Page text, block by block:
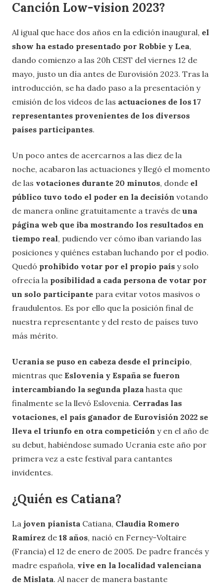
Canción Low-vision 2023?
Al igual que hace dos años en la edición inaugural, el
show ha estado presentado por Robbie y Lea,
dando comienzo a las 20h CEST del viernes 12 de
mayo, justo un día antes de Eurovisión 2023. Tras la
introducción, se ha dado paso a la presentación y
emisión de los videos de las actuaciones de los 17
representantes provenientes de los diversos
países participantes.
Un poco antes de acercarnos a las diez de la
noche, acabaron las actuaciones y llegó el momento
de las votaciones durante 20 minutos, donde el
público tuvo todo el poder en la decisión votando
de manera online gratuitamente a través de una
página web que iba mostrando los resultados en
tiempo real, pudiendo ver cómo iban variando las
posiciones y quiénes estaban luchando por el podio.
Quedó prohibido votar por el propio país y solo
ofrecía la posibilidad a cada persona de votar por
un solo participante para evitar votos masivos o
fraudulentos. Es por ello que la posición final de
nuestra representante y del resto de países tuvo
más mérito.
Ucrania se puso en cabeza desde el principio,
mientras que Eslovenia y España se fueron
intercambiando la segunda plaza hasta que
finalmente se la llevó Eslovenia. Cerradas las
votaciones, el país ganador de Eurovisión 2022 se
lleva el triunfo en otra competición y en el año de
su debut, habiéndose sumado Ucrania este año por
primera vez a este festival para cantantes
invidentes.
¿Quién es Catiana?
La joven pianista Catiana, Claudia Romero
Ramírez de 18 años, nació en Ferney-Voltaire
(Francia) el 12 de enero de 2005. De padre francés y
madre española, vive en la localidad valenciana
de Mislata. Al nacer de manera bastante